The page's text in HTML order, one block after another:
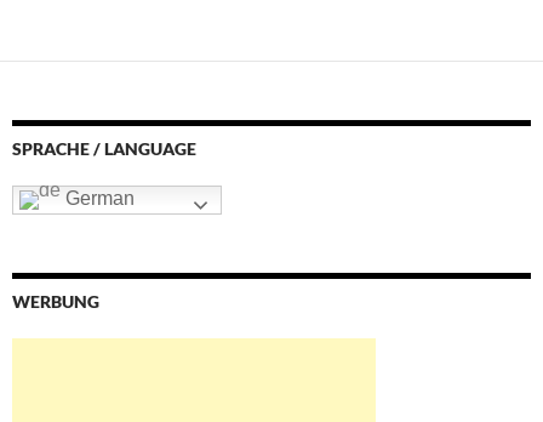
SPRACHE / LANGUAGE
German
WERBUNG